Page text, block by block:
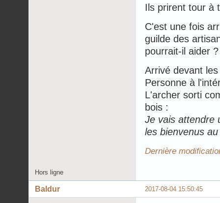
Ils prirent tour à
C'est une fois
guilde des
pourrait-il aider ?
Arrivé devant
Personne à
L'archer sorti
bois :
Je vais attendre
les bienvenus
Dernière
Hors ligne
2017-08-04 15:50:45
Baldur